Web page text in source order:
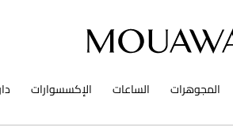
المجوهرات الساعات الإكسسوارات